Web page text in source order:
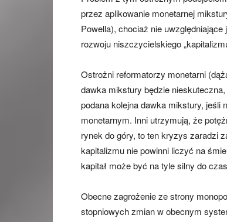
przez aplikowanie monetarnej
Powella), chociaż nie
rozwoju niszczycielskiego
Ostrożni reformatorzy monetarni
dawka mikstury będzie
podana kolejna dawka mikstury, jeśli
monetarnym. Inni utrzymują, że
rynek do góry, to ten kryzys zaradzi
kapitalizmu nie powinni liczyć na
kapitał może być na tyle silny do
Obecne zagrożenie ze strony
stopniowych zmian w obecnym